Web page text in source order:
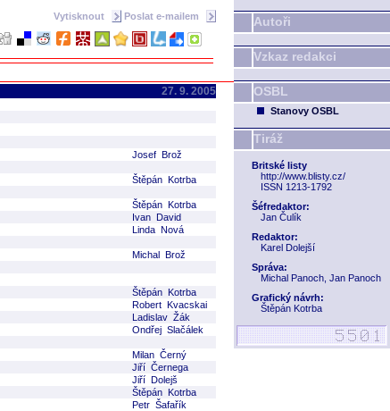
Autoři
Vzkaz redakci
OSBL
Stanovy OSBL
Tiráž
Britské listy
http://www.blisty.cz/
ISSN 1213-1792
Šéfredaktor:
Jan Čulík
Redaktor:
Karel Dolejší
Správa:
Michal Panoch, Jan Panoch
Grafický návrh:
Štěpán Kotrba
Vytisknout Poslat e-mailem
27. 9. 2005
Josef Brož
Štěpán Kotrba
Štěpán Kotrba
Ivan David
Linda Nová
Michal Brož
Štěpán Kotrba
Robert Kvacskai
Ladislav Žák
Ondřej Slačálek
Milan Černý
Jiří Černega
Jiří Dolejš
Štěpán Kotrba
Petr Šafařík